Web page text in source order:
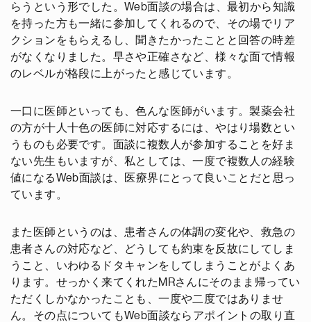
らうという形でした。Web面談の場合は、最初から知識
を持った方も一緒に参加してくれるので、その場でリア
クションをもらえるし、聞きたかったことと回答の時差
がなくなりました。早さや正確さなど、様々な面で情報
のレベルが格段に上がったと感じています。
一口に医師といっても、色んな医師がいます。製薬会社
の方が十人十色の医師に対応するには、やはり場数とい
うものも必要です。面談に複数人が参加することを好ま
ない先生もいますが、私としては、一度で複数人の経験
値になるWeb面談は、医療界にとって良いことだと思っ
ています。
また医師というのは、患者さんの体調の変化や、救急の
患者さんの対応など、どうしても約束を反故にしてしま
うこと、いわゆるドタキャンをしてしまうことがよくあ
ります。せっかく来てくれたMRさんにそのまま帰ってい
ただくしかなかったことも、一度や二度ではありませ
ん。その点についてもWeb面談ならアポイントの取り直